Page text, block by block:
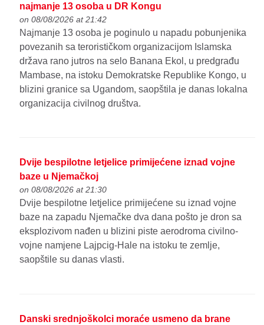
najmanje 13 osoba u DR Kongu
on 08/08/2026 at 21:42
Najmanje 13 osoba je poginulo u napadu pobunjenika
povezanih sa terorističkom organizacijom Islamska
država rano jutros na selo Banana Ekol, u predgrađu
Mambase, na istoku Demokratske Republike Kongo, u
blizini granice sa Ugandom, saopštila je danas lokalna
organizacija civilnog društva.
Dvije bespilotne letjelice primijećene iznad vojne
baze u Njemačkoj
on 08/08/2026 at 21:30
Dvije bespilotne letjelice primijećene su iznad vojne
baze na zapadu Njemačke dva dana pošto je dron sa
eksplozivom nađen u blizini piste aerodroma civilno-
vojne namjene Lajpcig-Hale na istoku te zemlje,
saopštile su danas vlasti.
Danski srednjoškolci moraće usmeno da brane